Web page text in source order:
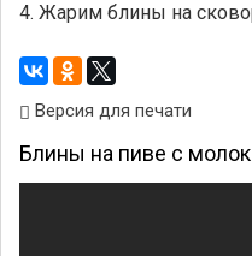
4. Жарим блины на
Версия для печати
Блины на пиве с